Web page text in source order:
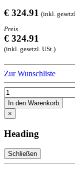
€ 324.91 (inkl.
Preis
€ 324.91
(inkl. gesetzl. USt.)
Zur Wunschliste
In den Warenkorb
×
Heading
Schließen